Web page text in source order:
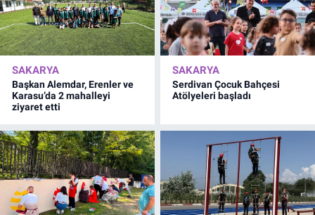
SAKARYA
Başkan Alemdar, Erenler ve
Karasu’da 2 mahalleyi
ziyaret etti
SAKARYA
Serdivan Çocuk Bahçesi
Atölyeleri başladı